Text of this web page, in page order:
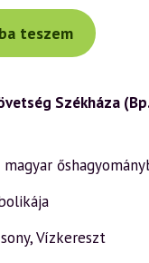
teszem
Székháza
Vízkereszt